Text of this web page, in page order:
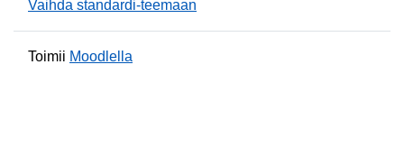
Vaihda standardi-teemaan
Toimii Moodlella